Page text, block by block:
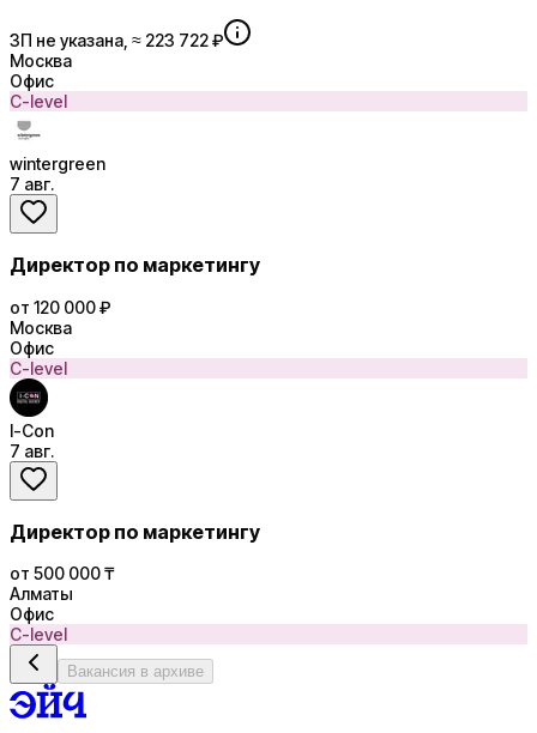
ЗП не указана, ≈ 223 722 ₽
Москва
Офис
C-level
wintergreen
7 авг.
Директор по маркетингу
от 120 000 ₽
Москва
Офис
C-level
I-Con
7 авг.
Директор по маркетингу
от 500 000 ₸
Алматы
Офис
C-level
Вакансия в архиве